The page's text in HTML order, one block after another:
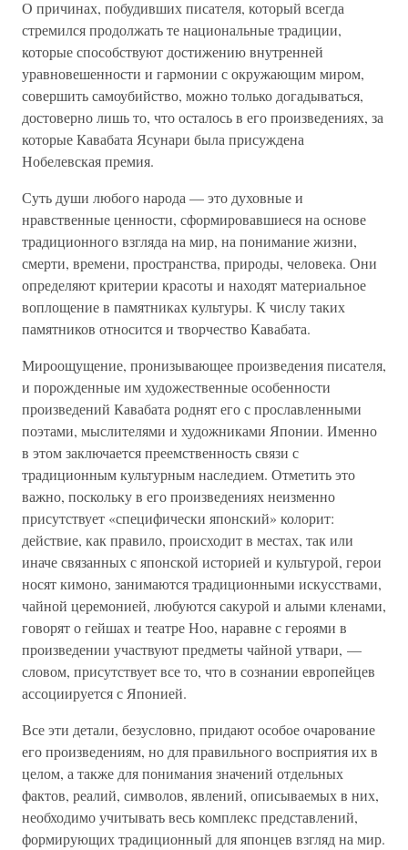
О причинах, побудивших писателя, который всегда
стремился продолжать те национальные традиции,
которые способствуют достижению внутренней
уравновешенности и гармонии с окружающим миром,
совершить самоубийство, можно только догадываться,
достоверно лишь то, что осталось в его произведениях, за
которые Кавабата Ясунари была присуждена
Нобелевская премия.
Суть души любого народа — это духовные и
нравственные ценности, сформировавшиеся на основе
традиционного взгляда на мир, на понимание жизни,
смерти, времени, пространства, природы, человека. Они
определяют критерии красоты и находят материальное
воплощение в памятниках культуры. К числу таких
памятников относится и творчество Кавабата.
Мироощущение, пронизывающее произведения писателя,
и порожденные им художественные особенности
произведений Кавабата роднят его с прославленными
поэтами, мыслителями и художниками Японии. Именно
в этом заключается преемственность связи с
традиционным культурным наследием. Отметить это
важно, поскольку в его произведениях неизменно
присутствует «специфически японский» колорит:
действие, как правило, происходит в местах, так или
иначе связанных с японской историей и культурой, герои
носят кимоно, занимаются традиционными искусствами,
чайной церемонией, любуются сакурой и алыми кленами,
говорят о гейшах и театре Ноо, наравне с героями в
произведении участвуют предметы чайной утвари, —
словом, присутствует все то, что в сознании европейцев
ассоциируется с Японией.
Все эти детали, безусловно, придают особое очарование
его произведениям, но для правильного восприятия их в
целом, а также для понимания значений отдельных
фактов, реалий, символов, явлений, описываемых в них,
необходимо учитывать весь комплекс представлений,
формирующих традиционный для японцев взгляд на мир.